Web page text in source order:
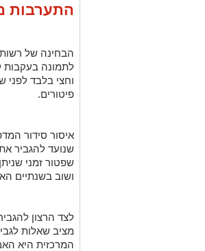
התערבות
הבחינה של
לתמונה בעקבות
וחצי בלבד לפני
פיטורים.
איסור סידור
שנועד להגביר
שפטור זמני
ושוב בשנתיים
לצד הרצון
מציב שאלות
המרכזית היא